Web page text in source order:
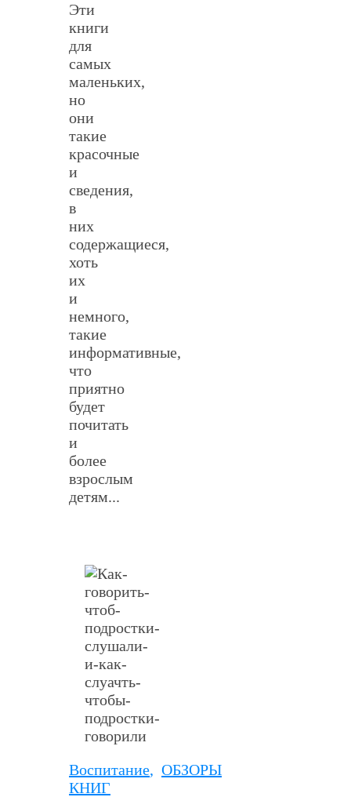
Эти
книги
для
самых
маленьких,
но
они
такие
красочные
и
сведения,
в
них
содержащиеся,
хоть
их
и
немного,
такие
информативные,
что
приятно
будет
почитать
и
более
взрослым
детям...
Воспитание, ОБЗОРЫ
КНИГ